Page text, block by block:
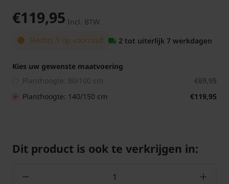
€119,95 Incl. BTW
Slechts 1 op voorraad
2 tot uiterlijk 7 werkdagen
Kies uw gewenste maatvoering
Planthoogte: 80/100 cm
€69,95
Planthoogte: 140/150 cm
€119,95
Dit product is ook te verkrijgen in: